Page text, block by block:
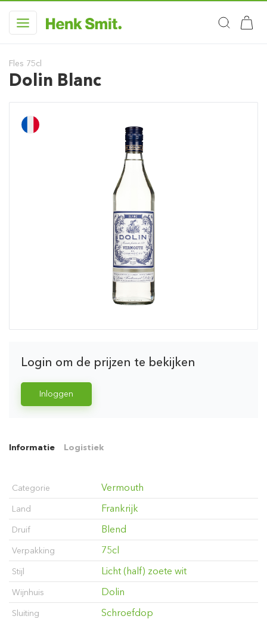
Fles 75cl
Dolin Blanc
Login om de prijzen te bekijken
Inloggen
Informatie Logistiek
Categorie Vermouth
Land Frankrijk
Druif Blend
Verpakking 75cl
Stijl Licht (half) zoete wit
Wijnhuis Dolin
Sluiting Schroefdop